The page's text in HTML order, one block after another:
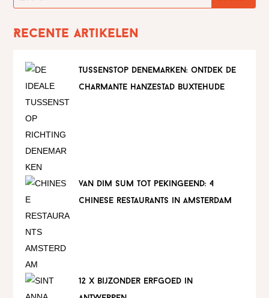
Recente artikelen
tussenstop denemarken: ontdek de
charmante hanzestad buxtehude
van dim sum tot pekingeend: 4
chinese restaurants in amsterdam
12 x bijzonder erfgoed in